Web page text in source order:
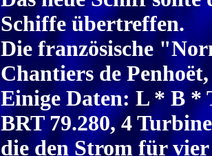
Schiffe übertreffen.
Die französische
Chantiers de
Einige Daten: L * B *
BRT 79.280, 4
die den Strom für